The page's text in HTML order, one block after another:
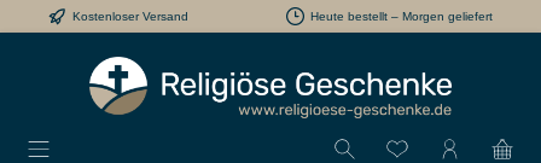
Zum Hauptinhalt springen
Kostenloser Versand Heute bestellt – Morgen geliefert
Du hast 0